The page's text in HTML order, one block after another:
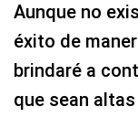
Aunque no
éxito de
brindaré a
que sean